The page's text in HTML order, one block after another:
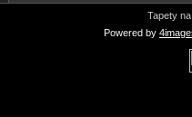
Tapety
Powered by